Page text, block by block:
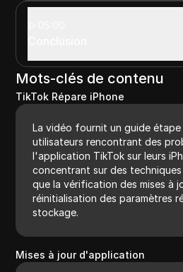
Mots-clés de contenu
TikTok Répare iPhone
La vidéo fournit un guide
utilisateurs rencontrant des
l'application TikTok sur leurs
concentrant sur des
que la vérification des mises à
réinitialisation des paramètres
stockage.
Mises à jour d'application